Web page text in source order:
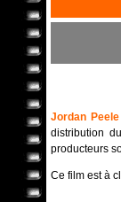
Jordan Peele
distribution
producteurs
Ce film est à